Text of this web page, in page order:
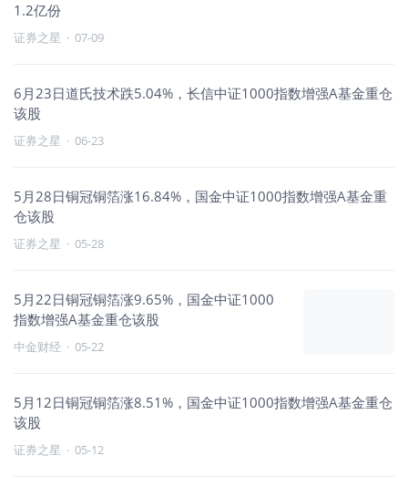
1.2亿份
证券之星 · 07-09
6月23日道氏技术跌5.04%，长信中证1000指数增强A基金重仓
该股
证券之星 · 06-23
5月28日铜冠铜箔涨16.84%，国金中证1000指数增强A基金重
仓该股
证券之星 · 05-28
5月22日铜冠铜箔涨9.65%，国金中证1000
指数增强A基金重仓该股
中金财经 · 05-22
5月12日铜冠铜箔涨8.51%，国金中证1000指数增强A基金重仓
该股
证券之星 · 05-12